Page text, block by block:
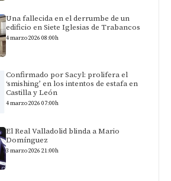
Una fallecida en el derrumbe de un
edificio en Siete Iglesias de Trabancos
4 marzo 2026 08:00h
Confirmado por Sacyl: prolifera el
‘smishing’ en los intentos de estafa en
Castilla y León
4 marzo 2026 07:00h
El Real Valladolid blinda a Mario
Domínguez
3 marzo 2026 21:00h